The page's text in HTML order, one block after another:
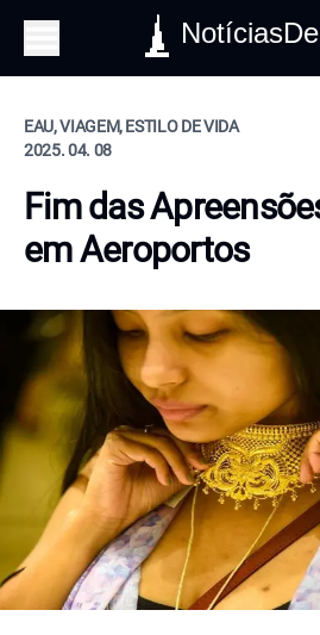
EAU, VIAGEM, ESTILO DE VIDA
2025. 04. 08
Fim das
em Aeroportos